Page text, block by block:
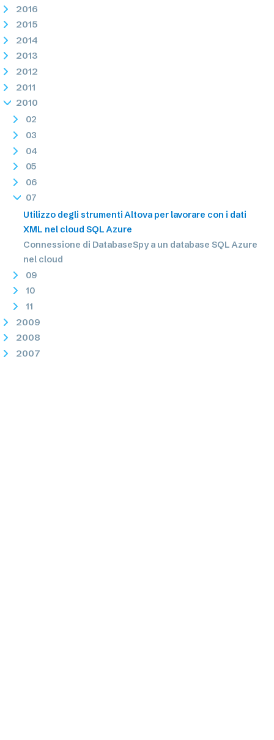
2016
2015
2014
2013
2012
2011
2010
02
03
04
05
06
07
Utilizzo degli strumenti Altova per lavorare con i dati
XML nel cloud SQL Azure
Connessione di DatabaseSpy a un database SQL Azure
nel cloud
09
10
11
2009
2008
2007